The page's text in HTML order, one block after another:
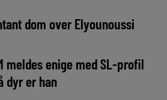
dom over Elyounoussi
meldes enige med SL-profil
dyr er han